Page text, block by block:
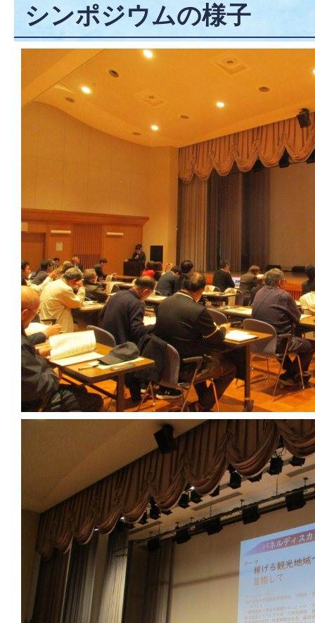
シンポジウムの様子